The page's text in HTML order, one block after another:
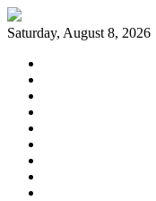
Skip
to
Saturday, August 8, 2026